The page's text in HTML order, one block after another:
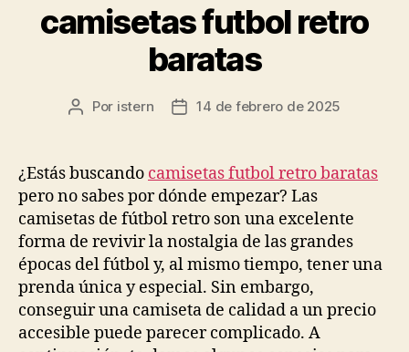
camisetas futbol retro
baratas
Autor
entrada
Por istern
Fecha
entrada
14 de febrero de 2025
¿Estás buscando camisetas futbol retro baratas
pero no sabes por dónde empezar? Las
camisetas de fútbol retro son una excelente
forma de revivir la nostalgia de las grandes
épocas del fútbol y, al mismo tiempo, tener una
prenda única y especial. Sin embargo,
conseguir una camiseta de calidad a un precio
accesible puede parecer complicado. A